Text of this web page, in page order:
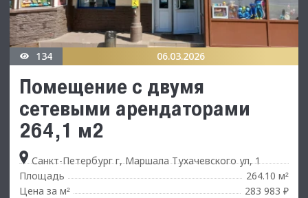
134 06.03.2026
Помещение с двумя
сетевыми арендаторами
264,1 м2
Санкт-Петербург г, Маршала Тухачевского ул, 1
Площадь
264.10 м²
Цена за м²
283 983 ₽